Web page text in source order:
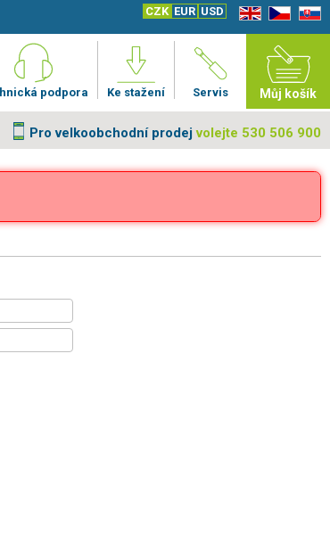
EN CZ SK
CZK EUR USD
Můj košík
Servis
Ke stažení
podpora
Pro velkoobchodní prodejvolejte 530 506 900